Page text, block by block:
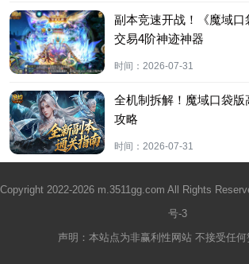
副本竞速开战！《魔域
交易4阶神迹神器
时间： 2026-07-31
全机制拆解！魔域口袋版
攻略
时间： 2026-07-31
Copyright 2022-2026 m.3511gg.com All Rights
号-3
声明：本站点为非赢利性网站 不接受任